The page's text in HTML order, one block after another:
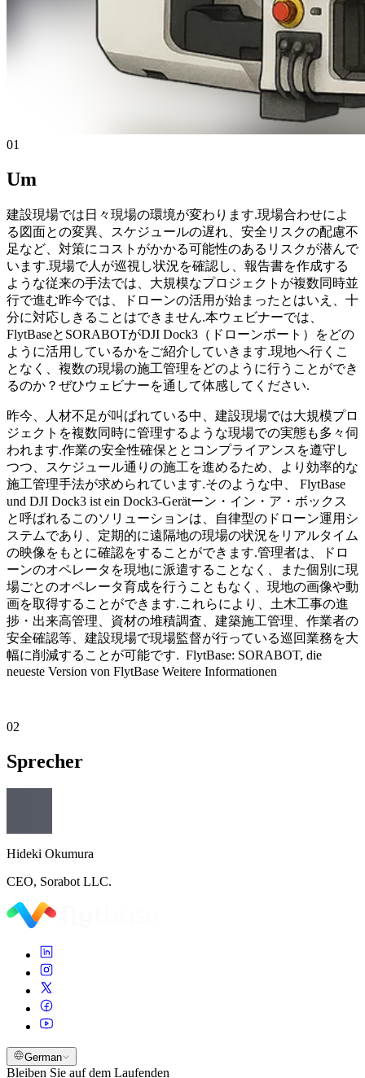
01
Um
建設現場では日々現場の環境が変わります.現場合わせによ
る図面との変異、スケジュールの遅れ、安全リスクの配慮不
足など、対策にコストがかかる可能性のあるリスクが潜んで
います.現場で人が巡視し状況を確認し、報告書を作成する
ような従来の手法では、大規模なプロジェクトが複数同時並
行で進む昨今では、ドローンの活用が始まったとはいえ、十
分に対応しきることはできません.本ウェビナーでは、
FlytBaseとSORABOTがDJI Dock3（ドローンポート）をどの
ように活用しているかをご紹介していきます.現地へ行くこ
となく、複数の現場の施工管理をどのように行うことができ
るのか？ぜひウェビナーを通して体感してください.
昨今、人材不足が叫ばれている中、建設現場では大規模プロ
ジェクトを複数同時に管理するような現場での実態も多々伺
われます.作業の安全性確保ととコンプライアンスを遵守し
つつ、スケジュール通りの施工を進めるため、より効率的な
施工管理手法が求められています.そのような中、 FlytBase
und DJI Dock3 ist ein Dock3-Gerätーン・イン・ア・ボックス
と呼ばれるこのソリューションは、自律型のドローン運用シ
ステムであり、定期的に遠隔地の現場の状況をリアルタイム
の映像をもとに確認をすることができます.管理者は、ドロ
ーンのオペレータを現地に派遣することなく、また個別に現
場ごとのオペレータ育成を行うこともなく、現地の画像や動
画を取得することができます.これらにより、土木工事の進
捗・出来高管理、資材の堆積調査、建築施工管理、作業者の
安全確認等、建設現場で現場監督が行っている巡回業務を大
幅に削減することが可能です. ‍ FlytBase: SORABOT, die
neueste Version von FlytBase Weitere Informationen
02
Sprecher
Hideki Okumura
CEO, Sorabot LLC.
German
Bleiben Sie auf dem Laufenden